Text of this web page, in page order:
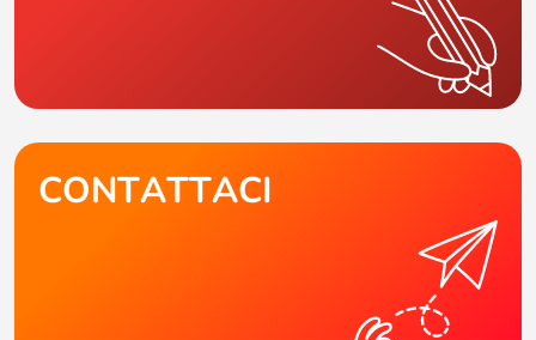
CONTATTACI